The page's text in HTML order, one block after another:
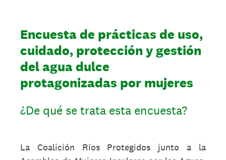
Encuesta de prácticas de uso,
cuidado, protección y gestión
del agua dulce
protagonizadas por mujeres
¿De qué se trata esta encuesta?
La Coalición Ríos Protegidos junto a la